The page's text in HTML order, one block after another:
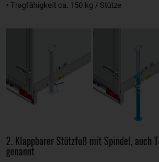
• Tragfähigkeit ca. 150 kg / Stütze
2. Klappbarer Stützfuß mit Spindel, auch
genannt